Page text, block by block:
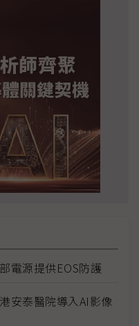
電源提供EOS防護
安泰醫院導入AI影像